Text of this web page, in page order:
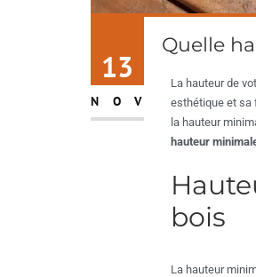
13
NOV
Quelle
La hauteur de
esthétique et sa
la hauteur
hauteur
bois
La hauteur